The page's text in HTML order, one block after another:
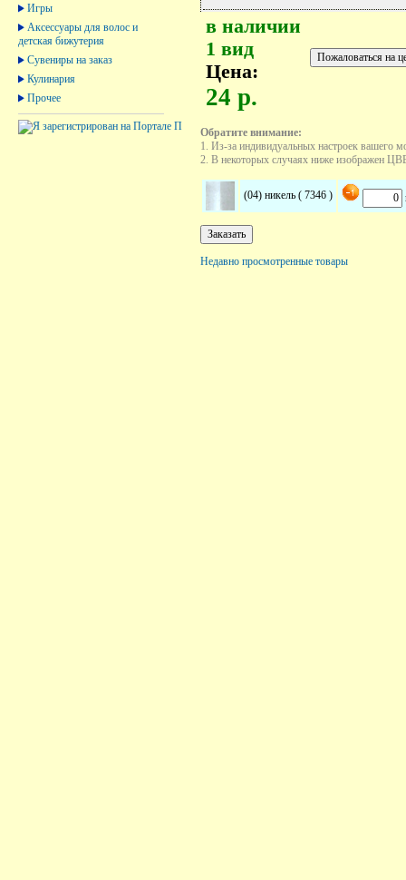
Игры
Аксессуары для волос и
детская бижутерия
Сувениры на заказ
Кулинария
Прочее
в наличии
1 вид
Цена:
24 р.
Обратите внимание:
1. Из-за индивидуальных настроек вашего
2. В некоторых случаях ниже изображен
(04) никель ( 7346 )
Недавно просмотренные товары